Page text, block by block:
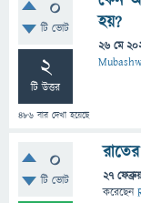
0
টি ভোট
2
টি উত্তর
486 বার দেখা হয়েছে
হয়?
26 মে
0
টি ভোট 27
করেছেন